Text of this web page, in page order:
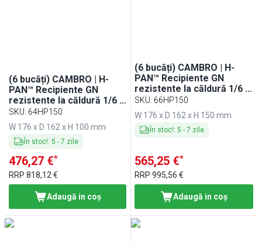
(6 bucăți) CAMBRO | H-
PAN™ Recipiente GN
rezistente la căldură 1/6 -
Ambra - Adâncime 100
mm
SKU: 64HP150
W 176 x D 162 x H 100 mm
În stoc!: 5 - 7 zile
476,27 €*
RRP 818,12 €
Adaugă in coş
(6 bucăți) CAMBRO | H-
PAN™ Recipiente GN
rezistente la căldură 1/6 -
Ambra - Adâncime 150 mm
SKU: 66HP150
W 176 x D 162 x H 150 mm
În stoc!:5 -7 zile
565,25 €*
RRP995,56 €
Adaugă in coş